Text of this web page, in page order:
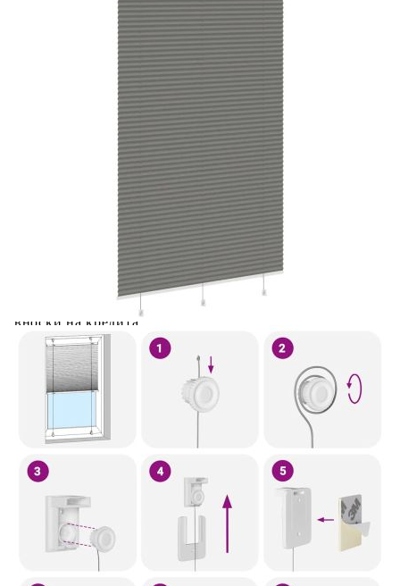
200 см
120 см
Широчина на плата:
119,4 cm (допустимо
отклонение ± 2 mm)
0,6 см
Диапазон на дебелината на рамката
0,5-2,3 см
Купи на изплащане
Credit calculator
Плисирана щора Антрацит 120x200 cm Ширина на
Please select credit institution
Цена на продукта: €24.00
Extraction of information from credit institutions
Предоставената таблица е с информационна цел.
Добавете продукта в количката си с бутона "Добави в
количката" и при поръчка ще можете да изберете броя
вноски на кредита.
Acest tabel are caracter informativ. Adăugați produsul în
coșul de cumpărături unde veți putea selecta detaliile
cererii de creditare.
Предоставената таблица е с информационна цел.
Добавете продукта в количката си с бутона "Добави в
количката" и при поръчка ще можете да изберете броя
вноски на кредита.
Предоставената таблица е с информационна цел.
Добавете продукта в количката си с бутона "Добави в
количката" и при поръчка ще можете да изберете броя